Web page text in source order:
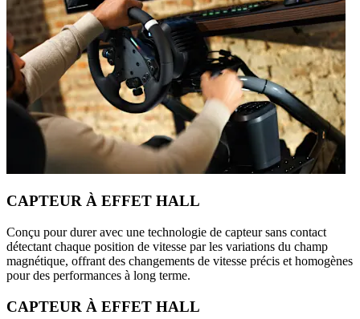
CAPTEUR À EFFET HALL
Conçu pour durer avec une technologie de capteur sans contact
détectant chaque position de vitesse par les variations du champ
magnétique, offrant des changements de vitesse précis et homogènes
pour des performances à long terme.
CAPTEUR À EFFET HALL